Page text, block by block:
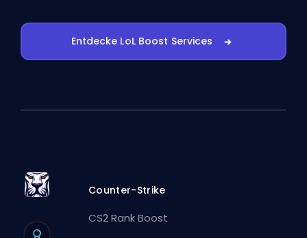
Entdecke LoL Boost Services
Counter-Strike
CS2 Rank Boost